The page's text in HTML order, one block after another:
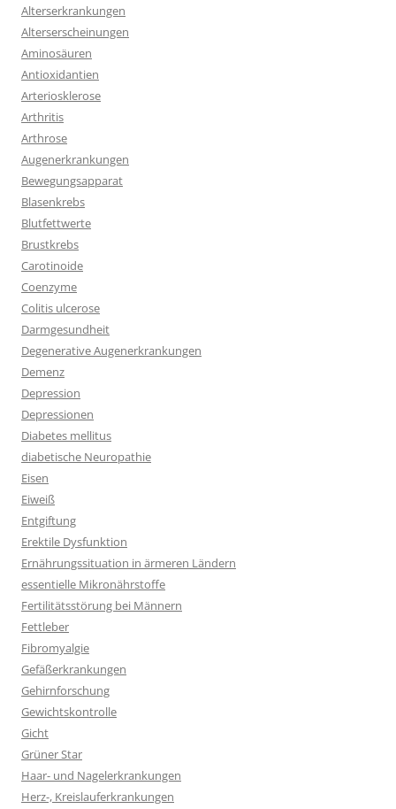
Alterserkrankungen
Alterserscheinungen
Aminosäuren
Antioxidantien
Arteriosklerose
Arthritis
Arthrose
Augenerkrankungen
Bewegungsapparat
Blasenkrebs
Blutfettwerte
Brustkrebs
Carotinoide
Coenzyme
Colitis ulcerose
Darmgesundheit
Degenerative Augenerkrankungen
Demenz
Depression
Depressionen
Diabetes mellitus
diabetische Neuropathie
Eisen
Eiweiß
Entgiftung
Erektile Dysfunktion
Ernährungssituation in ärmeren Ländern
essentielle Mikronährstoffe
Fertilitätsstörung bei Männern
Fettleber
Fibromyalgie
Gefäßerkrankungen
Gehirnforschung
Gewichtskontrolle
Gicht
Grüner Star
Haar- und Nagelerkrankungen
Herz-, Kreislauferkrankungen